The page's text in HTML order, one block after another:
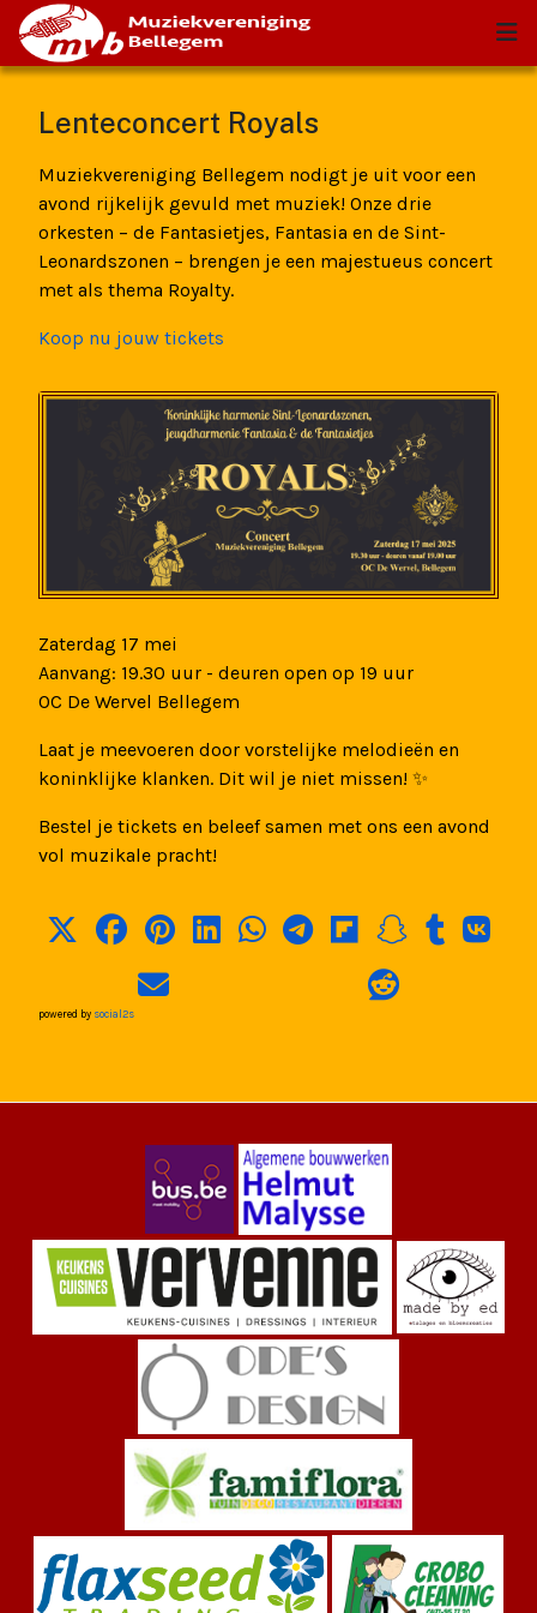
Lenteconcert Royals
Muziekvereniging Bellegem nodigt je uit voor een
avond rijkelijk gevuld met muziek! Onze drie
orkesten – de Fantasietjes, Fantasia en de Sint-
Leonardszonen – brengen je een majestueus concert
met als thema Royalty.
Koop nu jouw tickets
Zaterdag 17 mei
Aanvang: 19.30 uur - deuren open op 19 uur
OC De Wervel Bellegem
Laat je meevoeren door vorstelijke melodieën en
koninklijke klanken. Dit wil je niet missen! ✨
Bestel je tickets en beleef samen met ons een avond
vol muzikale pracht!
powered by social2s